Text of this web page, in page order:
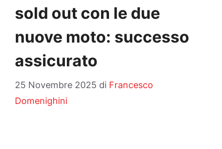
sold out con le due
nuove moto: successo
assicurato
25 Novembre 2025 di Francesco
Domenighini